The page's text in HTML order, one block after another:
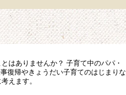
はありませんか？ 子育て中のパパ・
復帰やきょうだい子育てのはじまりな
えます。